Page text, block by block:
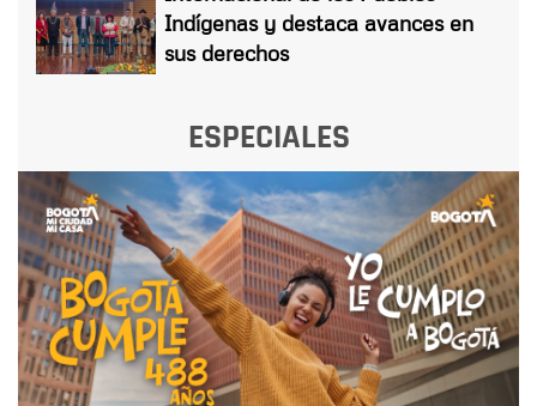
Indígenas y destaca avances en
sus derechos
ESPECIALES